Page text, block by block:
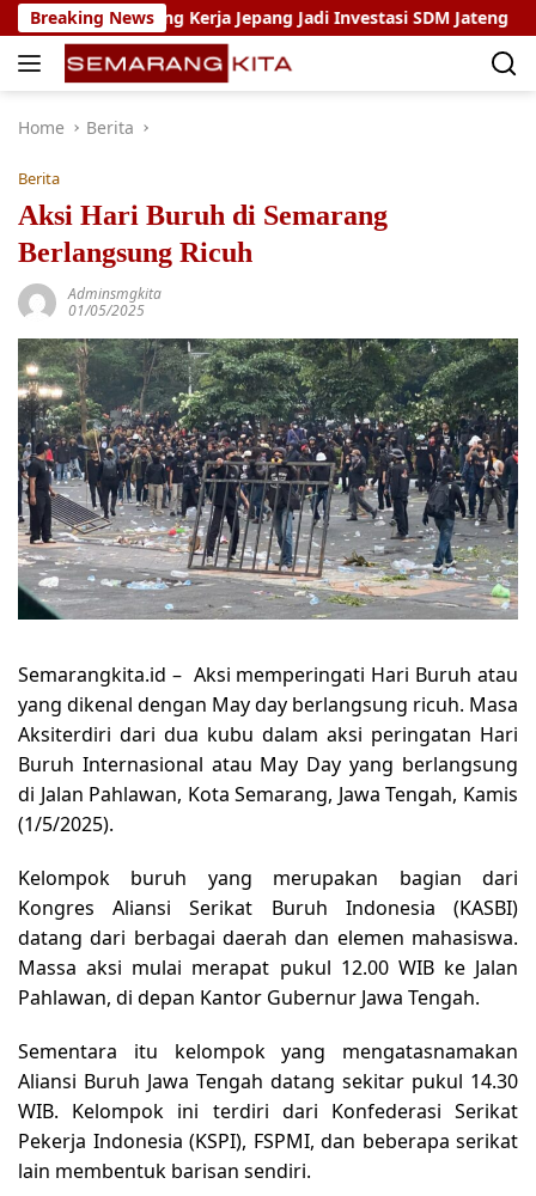
Skip
to
content
Breaking News
Magang Kerja Jepang Jadi Investasi SDM Jateng
Home Berita
Berita
Aksi Hari Buruh di Semarang
Berlangsung Ricuh
Adminsmgkita
01/05/2025
Semarangkita.id – Aksi memperingati Hari Buruh atau
yang dikenal dengan May day berlangsung ricuh. Masa
Aksiterdiri dari dua kubu dalam aksi peringatan Hari
Buruh Internasional atau May Day yang berlangsung
di Jalan Pahlawan, Kota Semarang, Jawa Tengah, Kamis
(1/5/2025).
Kelompok buruh yang merupakan bagian dari
Kongres Aliansi Serikat Buruh Indonesia (KASBI)
datang dari berbagai daerah dan elemen mahasiswa.
Massa aksi mulai merapat pukul 12.00 WIB ke Jalan
Pahlawan, di depan Kantor Gubernur Jawa Tengah.
Sementara itu kelompok yang mengatasnamakan
Aliansi Buruh Jawa Tengah datang sekitar pukul 14.30
WIB. Kelompok ini terdiri dari Konfederasi Serikat
Pekerja Indonesia (KSPI), FSPMI, dan beberapa serikat
lain membentuk barisan sendiri.